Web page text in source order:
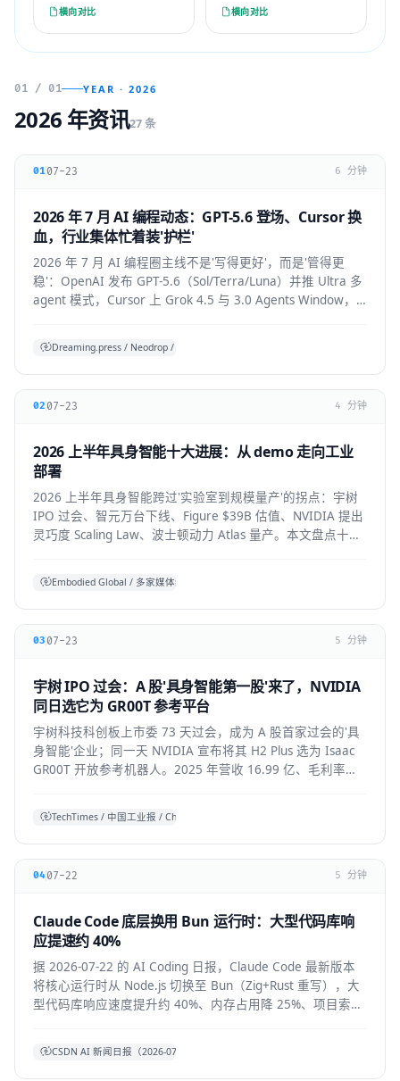
横向对比 横向对比
01 / 01 YEAR · 2026
2026 年资讯27 条
0107-23 6 分钟
2026 年 7 月 AI 编程动态：GPT-5.6 登场、Cursor 换
血，行业集体忙着装'护栏'
2026 年 7 月 AI 编程圈主线不是'写得更好'，而是'管得更
稳'：OpenAI 发布 GPT-5.6（Sol/Terra/Luna）并推 Ultra 多
agent 模式，Cursor 上 Grok 4.5 与 3.0 Agents Window，
Dreaming.press / Neodrop / SDD 综合
02 07-23 4 分钟
2026 上半年具身智能十大进展：从 demo 走向工业
部署
2026 上半年具身智能跨过'实验室到规模量产'的拐点：宇树
IPO 过会、智元万台下线、Figure $39B 估值、NVIDIA 提出
灵巧度 Scaling Law、波士顿动力 Atlas 量产。本文盘点十大
Embodied Global / 多家媒体综合
03 07-23 5 分钟
宇树 IPO 过会：A 股'具身智能第一股'来了，NVIDIA
同日选它为 GR00T 参考平台
宇树科技科创板上市委 73 天过会，成为 A 股首家过会的'具
身智能'企业；同一天 NVIDIA 宣布将其 H2 Plus 选为 Isaac
GR00T 开放参考机器人。2025 年营收 16.99 亿、毛利率
TechTimes / 中国工业报 / China Daily 综合
0407-22 5 分钟
Claude Code 底层换用 Bun 运行时：大型代码库响
应提速约 40%
据 2026-07-22 的 AI Coding 日报，Claude Code 最新版本
将核心运行时从 Node.js 切换至 Bun（Zig+Rust 重写），大
型代码库响应速度提升约 40%、内存占用降 25%、项目索引
CSDN AI 新闻日报（2026-07-22）